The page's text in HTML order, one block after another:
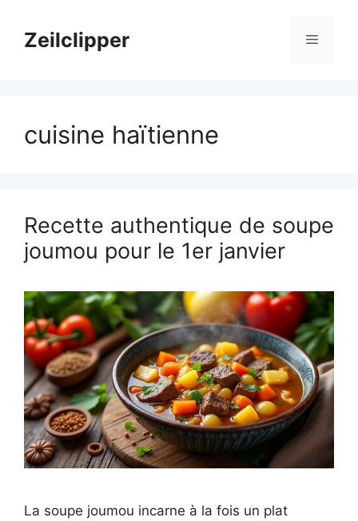
contenuZeilclipper Menu
cuisine haïtienne
Recette authentique de soupe
joumou pour le 1er janvier
La soupe joumou incarne à la fois un plat